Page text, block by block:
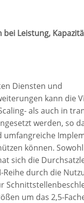
bei Leistung,
Diensten und
kann die
als auch in
werden, so
umfangreiche
können. Sowohl
sich die
Reihe durch die
um das 2,5-